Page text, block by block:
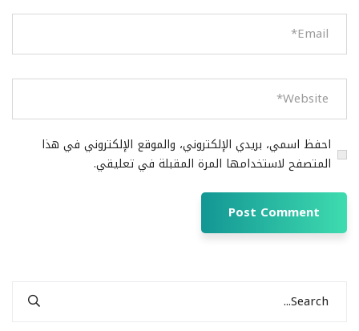
احفظ اسمي، بريدي الإلكتروني، والموقع الإلكتروني في هذا
المتصفح لاستخدامها المرة المقبلة في تعليقي.